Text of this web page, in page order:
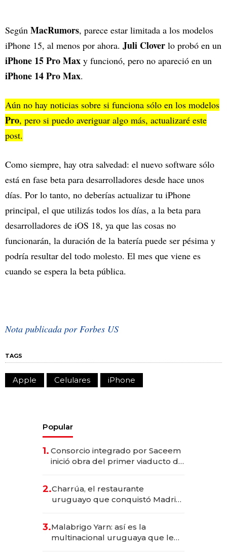
Según MacRumors, parece estar limitada a los modelos
iPhone 15, al menos por ahora. Juli Clover lo probó en un
iPhone 15 Pro Max y funcionó, pero no apareció en un
iPhone 14 Pro Max.
Aún no hay noticias sobre si funciona sólo en los modelos
Pro, pero si puedo averiguar algo más, actualizaré este
post.
Como siempre, hay otra salvedad: el nuevo software sólo
está en fase beta para desarrolladores desde hace unos
días. Por lo tanto, no deberías actualizar tu iPhone
principal, el que utilizás todos los días, a la beta para
desarrolladores de iOS 18, ya que las cosas no
funcionarán, la duración de la batería puede ser pésima y
podría resultar del todo molesto. El mes que viene es
cuando se espera la beta pública.
Nota publicada por Forbes US
TAGS
Apple Celulares iPhone
Popular
1. Consorcio integrado por Saceem
inició obra del primer viaducto de
millones
2.Charrúa, el restaurante
uruguayo que conquistó Madrid:
anticipación y prepara apertura
3.Malabrigo Yarn: así es la
multinacional uruguaya que le